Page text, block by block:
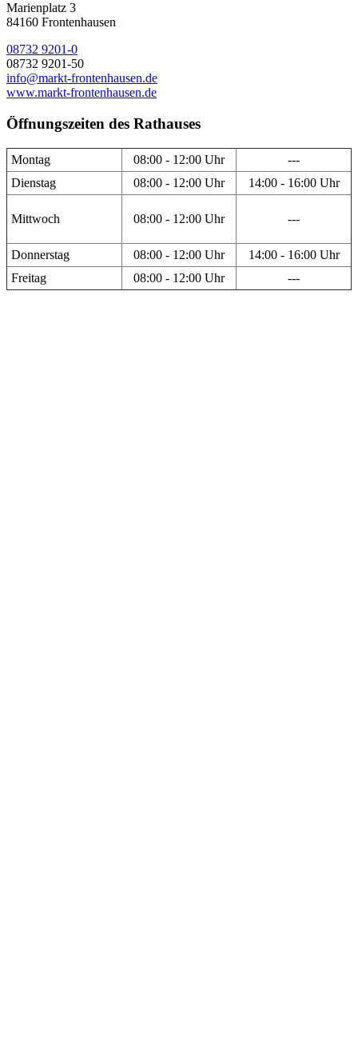
Marienplatz 3
84160 Frontenhausen
08732 9201-0
08732 9201-50
info@markt-frontenhausen.de
www.markt-frontenhausen.de
Öffnungszeiten des Rathauses
Montag 08:00 - 12:00 Uhr
---
Dienstag
08:00 - 12:00 Uhr 14:00 - 16:00 Uhr
Mittwoch 08:00 - 12:00 Uhr ---
Donnerstag 08:00 - 12:00 Uhr
14:00 - 16:00 Uhr
Freitag
08:00 - 12:00 Uhr ---